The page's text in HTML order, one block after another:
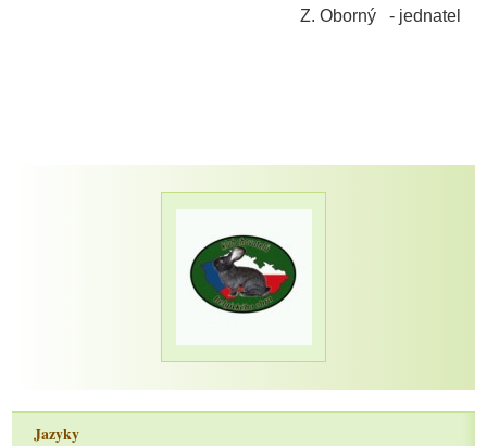
Z. Oborný - jednatel
Jazyky